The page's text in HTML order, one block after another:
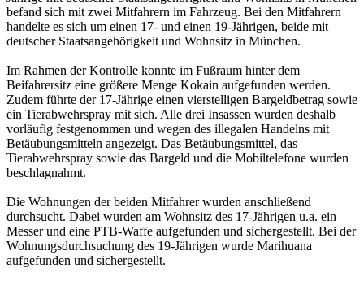
befand sich mit zwei Mitfahrern im Fahrzeug. Bei den Mitfahrern
handelte es sich um einen 17- und einen 19-Jährigen, beide mit
deutscher Staatsangehörigkeit und Wohnsitz in München.
Im Rahmen der Kontrolle konnte im Fußraum hinter dem
Beifahrersitz eine größere Menge Kokain aufgefunden werden.
Zudem führte der 17-Jährige einen vierstelligen Bargeldbetrag sowie
ein Tierabwehrspray mit sich. Alle drei Insassen wurden deshalb
vorläufig festgenommen und wegen des illegalen Handelns mit
Betäubungsmitteln angezeigt. Das Betäubungsmittel, das
Tierabwehrspray sowie das Bargeld und die Mobiltelefone wurden
beschlagnahmt.
Die Wohnungen der beiden Mitfahrer wurden anschließend
durchsucht. Dabei wurden am Wohnsitz des 17-Jährigen u.a. ein
Messer und eine PTB-Waffe aufgefunden und sichergestellt. Bei der
Wohnungsdurchsuchung des 19-Jährigen wurde Marihuana
aufgefunden und sichergestellt.